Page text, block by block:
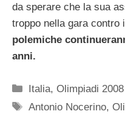
da sperare che la sua
troppo nella gara contro
polemiche
anni.
Categorie
Italia,Olimpiadi 2008
Tag
Antonio Nocerino,